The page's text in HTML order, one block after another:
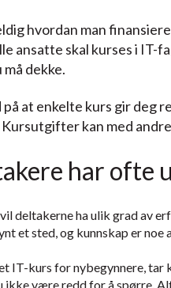
hvordan man
ansatte skal kurses i IT-
dekke.
at enkelte kurs gir deg
Kursutgifter kan med
har ofte
deltakerne ha ulik grad av
et sted, og kunnskap er noe
IT-kurs for nybegynnere, tar
ikke være redd for å spørre.